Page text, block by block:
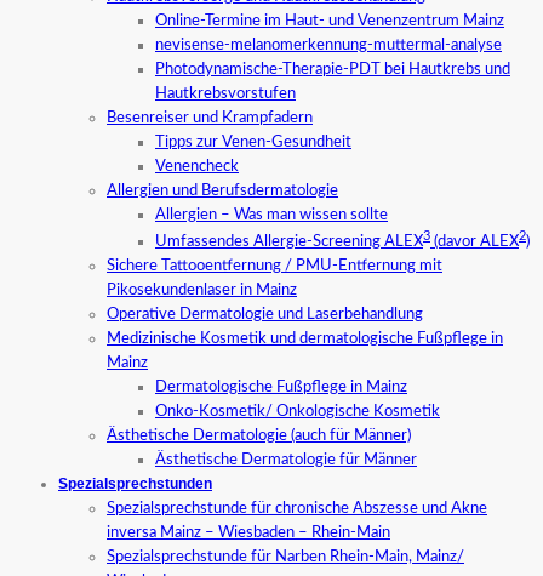
Online-Termine im Haut- und Venenzentrum Mainz
nevisense-melanomerkennung-muttermal-analyse
Photodynamische-Therapie-PDT bei Hautkrebs und
Hautkrebsvorstufen
Besenreiser und Krampfadern
Tipps zur Venen-Gesundheit
Venencheck
Allergien und Berufsdermatologie
Allergien – Was man wissen sollte
Umfassendes Allergie-Screening ALEX3 (davor ALEX2)
Sichere Tattooentfernung / PMU-Entfernung mit
Pikosekundenlaser in Mainz
Operative Dermatologie und Laserbehandlung
Medizinische Kosmetik und dermatologische Fußpflege in
Mainz
Dermatologische Fußpflege in Mainz
Onko-Kosmetik/ Onkologische Kosmetik
Ästhetische Dermatologie (auch für Männer)
Ästhetische Dermatologie für Männer
Spezialsprechstunden
Spezialsprechstunde für chronische Abszesse und Akne
inversa Mainz – Wiesbaden – Rhein-Main
Spezialsprechstunde für Narben Rhein-Main, Mainz/